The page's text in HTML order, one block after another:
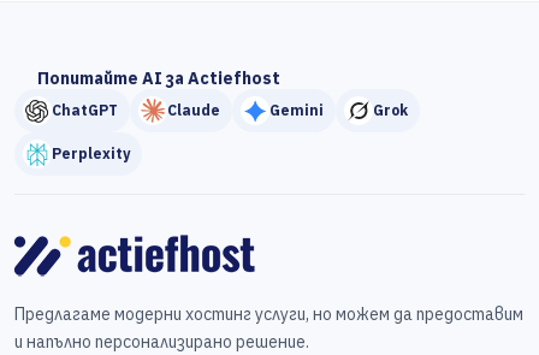
Попитайте AI за Actiefhost
ChatGPT Claude Gemini Grok
Perplexity
Предлагаме модерни хостинг услуги, но можем да предоставим
и напълно персонализирано решение.